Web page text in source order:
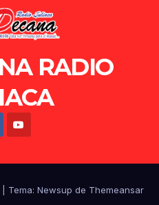
RADIO
Tema: Newsup de Themeansar